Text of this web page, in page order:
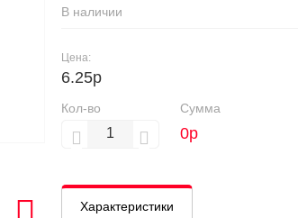
В наличии
Цена:
6.25р
Кол-во Сумма
0р
Характеристики